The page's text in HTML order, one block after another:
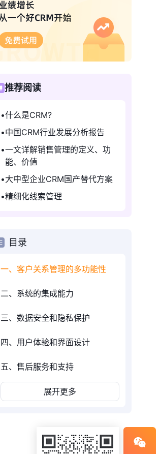
推荐阅读
什么是CRM?
中国CRM行业发展分析报告
一文详解销售管理的定义、功
能、价值
大中型企业CRM国产替代方案
精细化线索管理
目录
一、客户关系管理的多功能性
二、系统的集成能力
三、数据安全和隐私保护
四、用户体验和界面设计
五、售后服务和支持
展开更多